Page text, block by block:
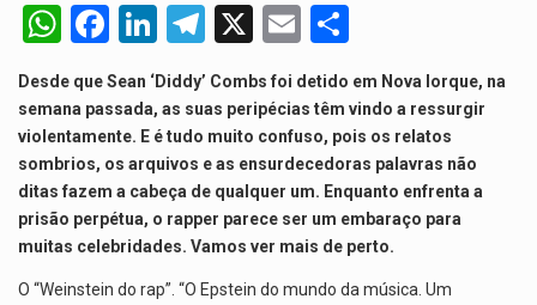
A final coloca frente a frente duas equipas que chegaram…
W
at
s
A
p
p
F
a
ce
b
o
o
k
Li
n
ke
dI
n
T
el
e
gr
a
m
X
E
m
ail ar
e
Desde que Sean ‘Diddy’ Combs foi detido em Nova Iorque, na
semana passada, as suas peripécias têm vindo a ressurgir
violentamente. E é tudo muito confuso, pois os relatos
sombrios, os arquivos e as ensurdecedoras palavras não
ditas fazem a cabeça de qualquer um. Enquanto enfrenta a
prisão perpétua, o rapper parece ser um embaraço para
muitas celebridades. Vamos ver mais de perto.
O “Weinstein do rap”. “O Epstein do mundo da música. Um